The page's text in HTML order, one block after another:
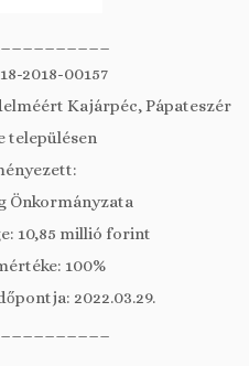
2018-00157
Kajárpéc, Pápateszér
településen
Önkormányzata
10,85 millió forint
100%
2022.03.29.